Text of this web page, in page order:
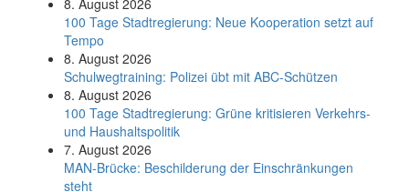
8. August 2026
100 Tage Stadtregierung: Neue Kooperation setzt auf
Tempo
8. August 2026
Schul­weg­trai­ning: Poli­zei übt mit ABC-Schüt­zen
8. August 2026
100 Tage Stadtregierung: Grüne kritisieren Verkehrs-
und Haushaltspolitik
7. August 2026
MAN-Brücke: Beschilderung der Einschränkungen
steht